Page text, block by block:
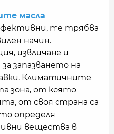
масла
те трябва
начин.
извличане и
запазването на
Климатичните
зона, от която
от своя страна са
определя
вещества в